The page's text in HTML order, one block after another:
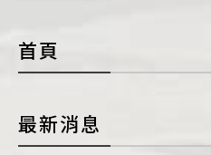
首頁
最新消息